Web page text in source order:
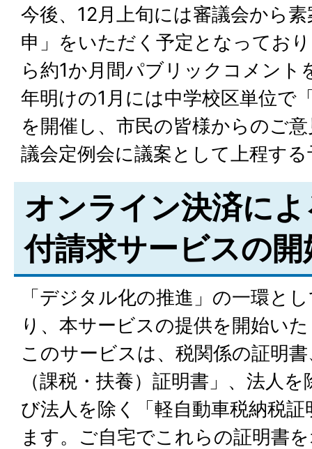
今後、12月上旬には審議会から
申」をいただく予定となってお
ら約1か月間パブリックコメント
年明けの1月には中学校区単位で
を開催し、市民の皆様からのご
議会定例会に議案として上程す
オンライン決済に
付請求サービスの開
「デジタル化の推進」の一環と
り、本サービスの提供を開始い
このサービスは、税関係の証明
（課税・扶養）証明書」、法人
び法人を除く「軽自動車税納税
ます。ご自宅でこれらの証明書